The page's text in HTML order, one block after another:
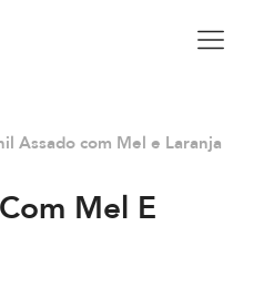
Assado com Mel e Laranja
Mel E